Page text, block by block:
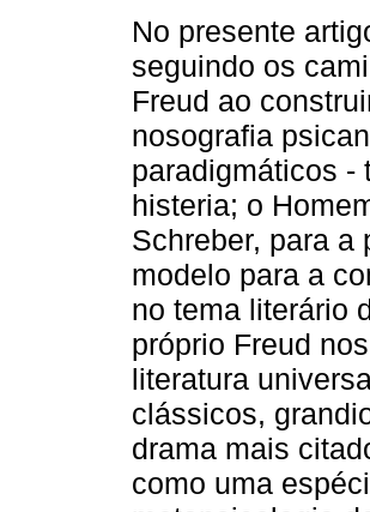
No presente
seguindo os
Freud ao
nosografia
paradigmáticos -
histeria; o
Schreber, para a
modelo para a
no tema literário
próprio Freud
literatura
clássicos,
drama mais
como uma